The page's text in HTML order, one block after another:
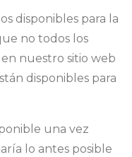
disponibles para la
no todos los
nuestro sitio web
disponibles para
una vez
lo antes posible